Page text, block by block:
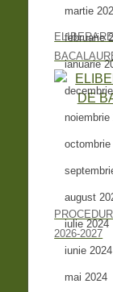
2026-2027
martie
februarie
ianuarie
noiembrie
octombrie
august
iulie 2024
iunie 2024
mai 2024